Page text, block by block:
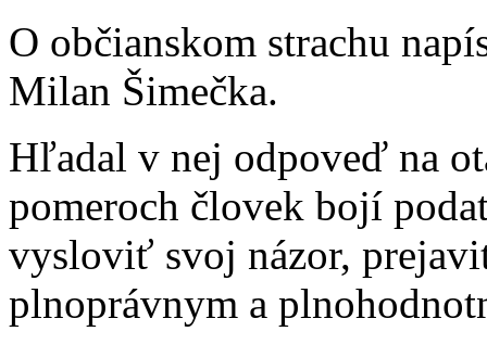
O občianskom strachu
Milan Šimečka.
Hľadal v nej odpoveď na
pomeroch človek bojí
vysloviť svoj názor,
plnoprávnym a